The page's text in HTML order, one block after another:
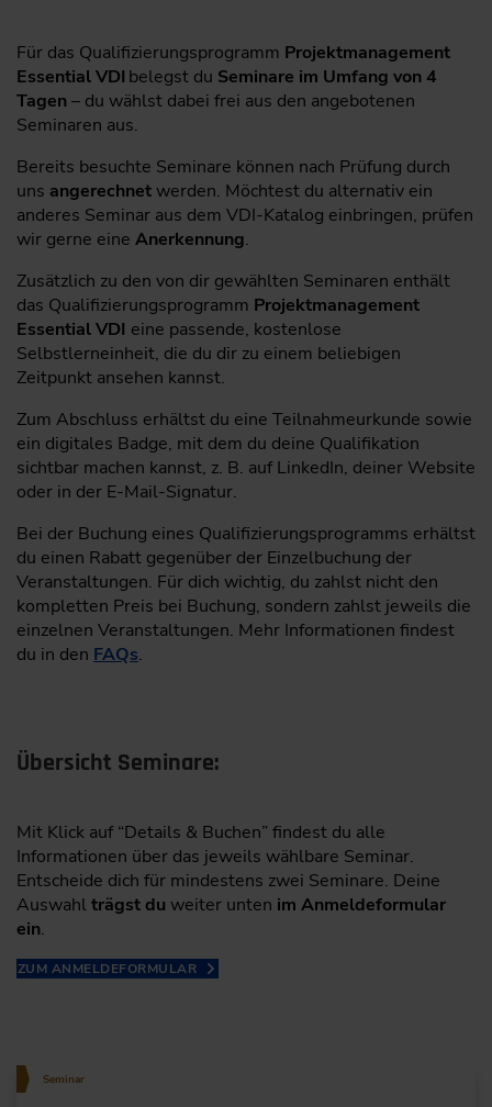
Für das Qualifizierungsprogramm Projektmanagement
Essential VDI belegst du Seminare im Umfang von 4
Tagen– du wählst dabei frei aus den angebotenen
Seminaren aus.
Bereits besuchte Seminare können nach Prüfung durch
uns angerechnetwerden. Möchtest du alternativ ein
anderes Seminar aus dem VDI-Katalog einbringen, prüfen
wir gerne eine Anerkennung.
Zusätzlich zu den von dir gewählten Seminaren enthält
das Qualifizierungsprogramm Projektmanagement
Essential VDI eine passende, kostenlose
Selbstlerneinheit, die du dir zu einem beliebigen
Zeitpunkt ansehen kannst.
Zum Abschluss erhältst du eine Teilnahmeurkunde sowie
ein digitales Badge, mit dem du deine Qualifikation
sichtbar machen kannst, z. B. auf LinkedIn, deiner Website
oder in der E-Mail-Signatur.
Bei der Buchung eines Qualifizierungsprogramms erhältst
du einen Rabatt gegenüber der Einzelbuchung der
Veranstaltungen. Für dich wichtig, du zahlst nicht den
kompletten Preis bei Buchung, sondern zahlst jeweils die
einzelnen Veranstaltungen. Mehr Informationen findest
du in den FAQs.
Übersicht Seminare:
Mit Klick auf “Details & Buchen” findest du alle
Informationen über das jeweils wählbare Seminar.
Entscheide dich für mindestens zwei Seminare. Deine
Auswahlträgst du weiter unten im Anmeldeformular
ein.
ZUM ANMELDEFORMULAR
Seminar